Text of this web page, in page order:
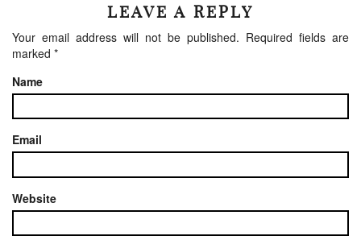
LEAVE A REPLY
Your email address will not be published. Required fields are
marked *
Name
Email
Website